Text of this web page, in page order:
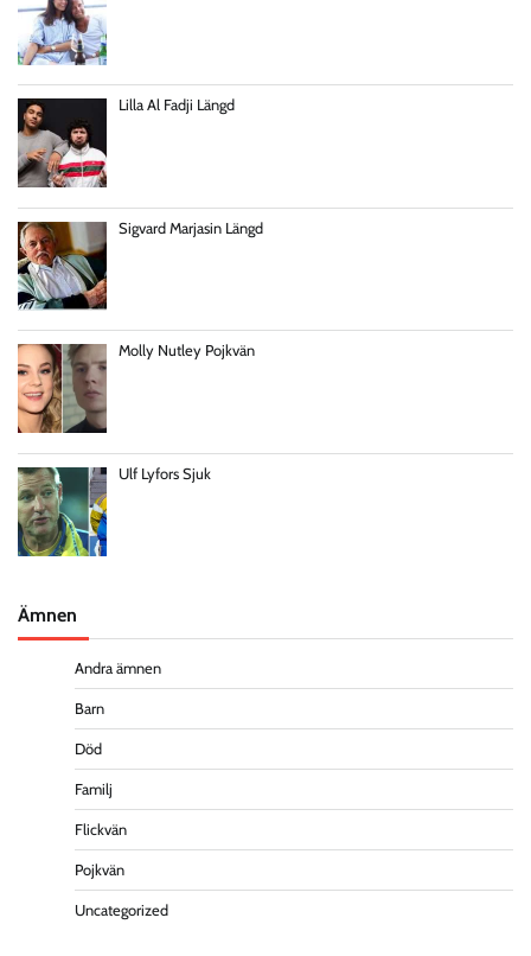
Lilla Al Fadji Längd
Sigvard Marjasin Längd
Molly Nutley Pojkvän
Ulf Lyfors Sjuk
Ämnen
Andra ämnen
Barn
Död
Familj
Flickvän
Pojkvän
Uncategorized